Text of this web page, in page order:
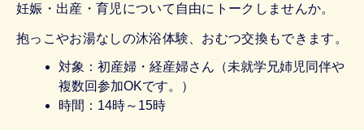
妊娠・出産・育児について自由にトークしませんか。
抱っこやお湯なしの沐浴体験、おむつ交換もできます。
対象：初産婦・経産婦さん（未就学兄姉児同伴や
複数回参加OKです。）
時間：14時～15時